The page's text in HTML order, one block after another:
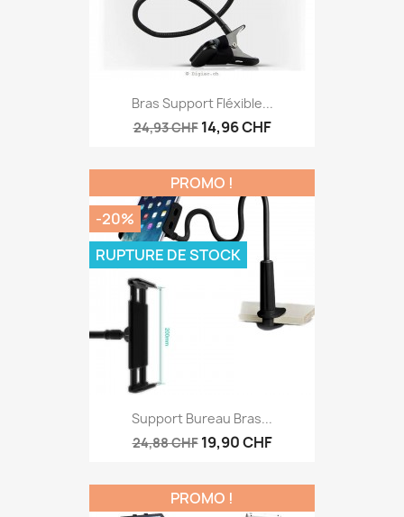
Bras Support Fléxible...
24,93 CHF 14,96 CHF
Support Bureau Bras...
24,88 CHF 19,90 CHF
PROMO !
-20%
RUPTURE DE STOCK
PROMO !